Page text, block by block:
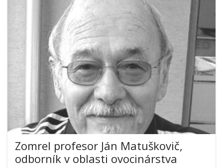
Zomrel profesor Ján Matuškovič,
odborník v oblasti ovocinárstva